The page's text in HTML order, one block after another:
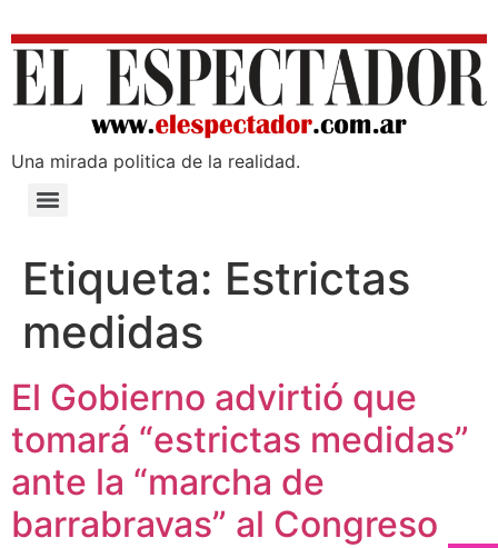
Una mirada poli­tica de la realidad.
Etiqueta: Estrictas
medidas
El Gobierno advirtió que
tomará “estrictas medidas”
ante la “marcha de
barrabravas” al Congreso